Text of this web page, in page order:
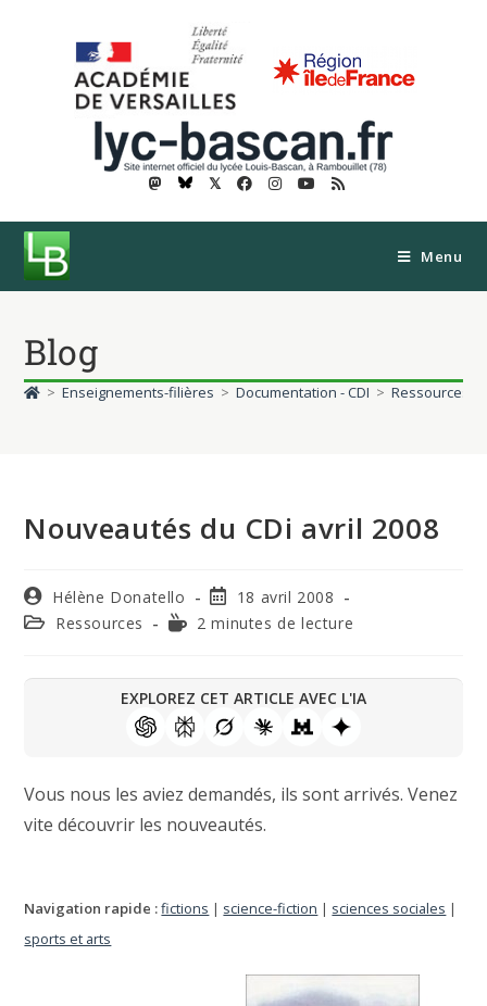
𝕏
Menu
Blog
> Enseignements-filières > Documentation - CDI > Ressources
Nouveautés du CDi avril 2008
Hélène Donatello
18 avril 2008
Ressources
2 minutes de lecture
EXPLOREZ CET ARTICLE AVEC L'IA
Vous nous les aviez demandés, ils sont arrivés. Venez
vite découvrir les nouveautés.
Navigation rapide :fictions | science-fiction | sciences sociales |
sports et arts